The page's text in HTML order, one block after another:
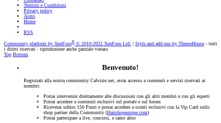
Termini e Condizioni
Privacy policy
Aiuto
Home
RSS
Community platform by XenForo® © 2010-2022 XenForo Ltd. | Style and add-ons by ThemeHouse - tutti
i diritti riservati - riproduzione anche parziale vietata
Top Bottom
Benvenuto!
Registrati alla nostra community Calvizie.net, avrai accesso a contenuti e servizi riservati ai
membri:
Potrai intervenire direttamente alle discussioni con gli altri membri e con gli esperti
Potrai accedere a contenuti esclusivi sul portale e sul forum
Riceverai subito 150 Punti e potrai accedere a sconti esclusivi con la Vip Card sullo
shop partner della Community (Hairshopeurope.com)
Potrai partecipare a live, concorsi, e tanto altro